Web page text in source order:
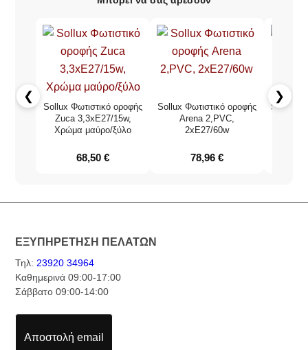
❮
Sollux Φωτιστικό οροφής
Zuca 3,3xE27/15w,
Χρώμα μαύρο/ξύλο
68,50€
Sollux Φωτιστικό οροφής
Arena 2,PVC,
2xE27/60w
78,96 €
Sollux
❯
ΕΞΥΠΗΡΕΤΗΣΗ ΠΕΛΑΤΩΝ
Τηλ:23920 34964
Καθημερινά 09:00-17:00
Σάββατο 09:00-14:00
Αποστολή email